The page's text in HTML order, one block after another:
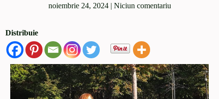
noiembrie 24, 2024| Niciun comentariu
Distribuie